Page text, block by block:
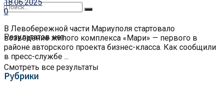
Результатов нет
Смотреть все результаты
18.06.2025
0
В Левобережной части Мариуполя стартовало
возведение жилого комплекса «Мари» — первого в
районе авторского проекта бизнес-класса. Как сообщили
в пресс-службе ...
Рубрики